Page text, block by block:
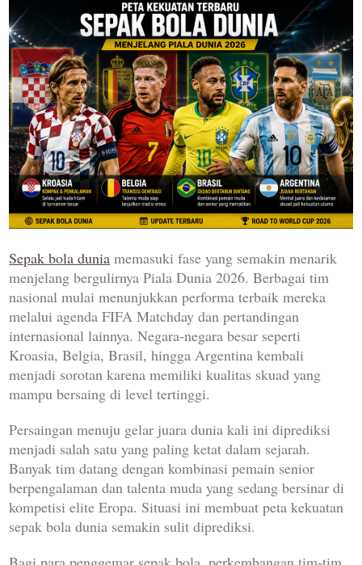
Sepak bola dunia memasuki fase yang semakin menarik
menjelang bergulirnya Piala Dunia 2026. Berbagai tim
nasional mulai menunjukkan performa terbaik mereka
melalui agenda FIFA Matchday dan pertandingan
internasional lainnya. Negara-negara besar seperti
Kroasia, Belgia, Brasil, hingga Argentina kembali
menjadi sorotan karena memiliki kualitas skuad yang
mampu bersaing di level tertinggi.
Persaingan menuju gelar juara dunia kali ini diprediksi
menjadi salah satu yang paling ketat dalam sejarah.
Banyak tim datang dengan kombinasi pemain senior
berpengalaman dan talenta muda yang sedang bersinar di
kompetisi elite Eropa. Situasi ini membuat peta kekuatan
sepak bola dunia semakin sulit diprediksi.